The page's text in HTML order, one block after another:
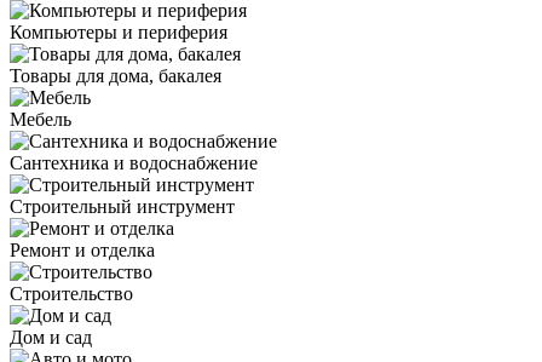
Компьютеры и периферия
Товары для дома, бакалея
Мебель
Сантехника и водоснабжение
Строительный инструмент
Ремонт и отделка
Строительство
Дом и сад